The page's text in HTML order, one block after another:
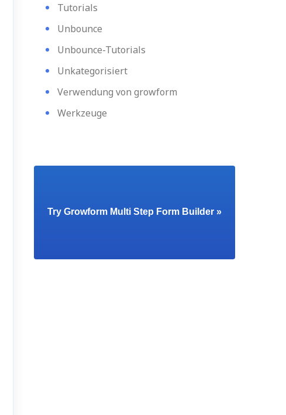
Tutorials
Unbounce
Unbounce-Tutorials
Unkategorisiert
Verwendung von growform
Werkzeuge
Try Growform Multi Step Form Builder »